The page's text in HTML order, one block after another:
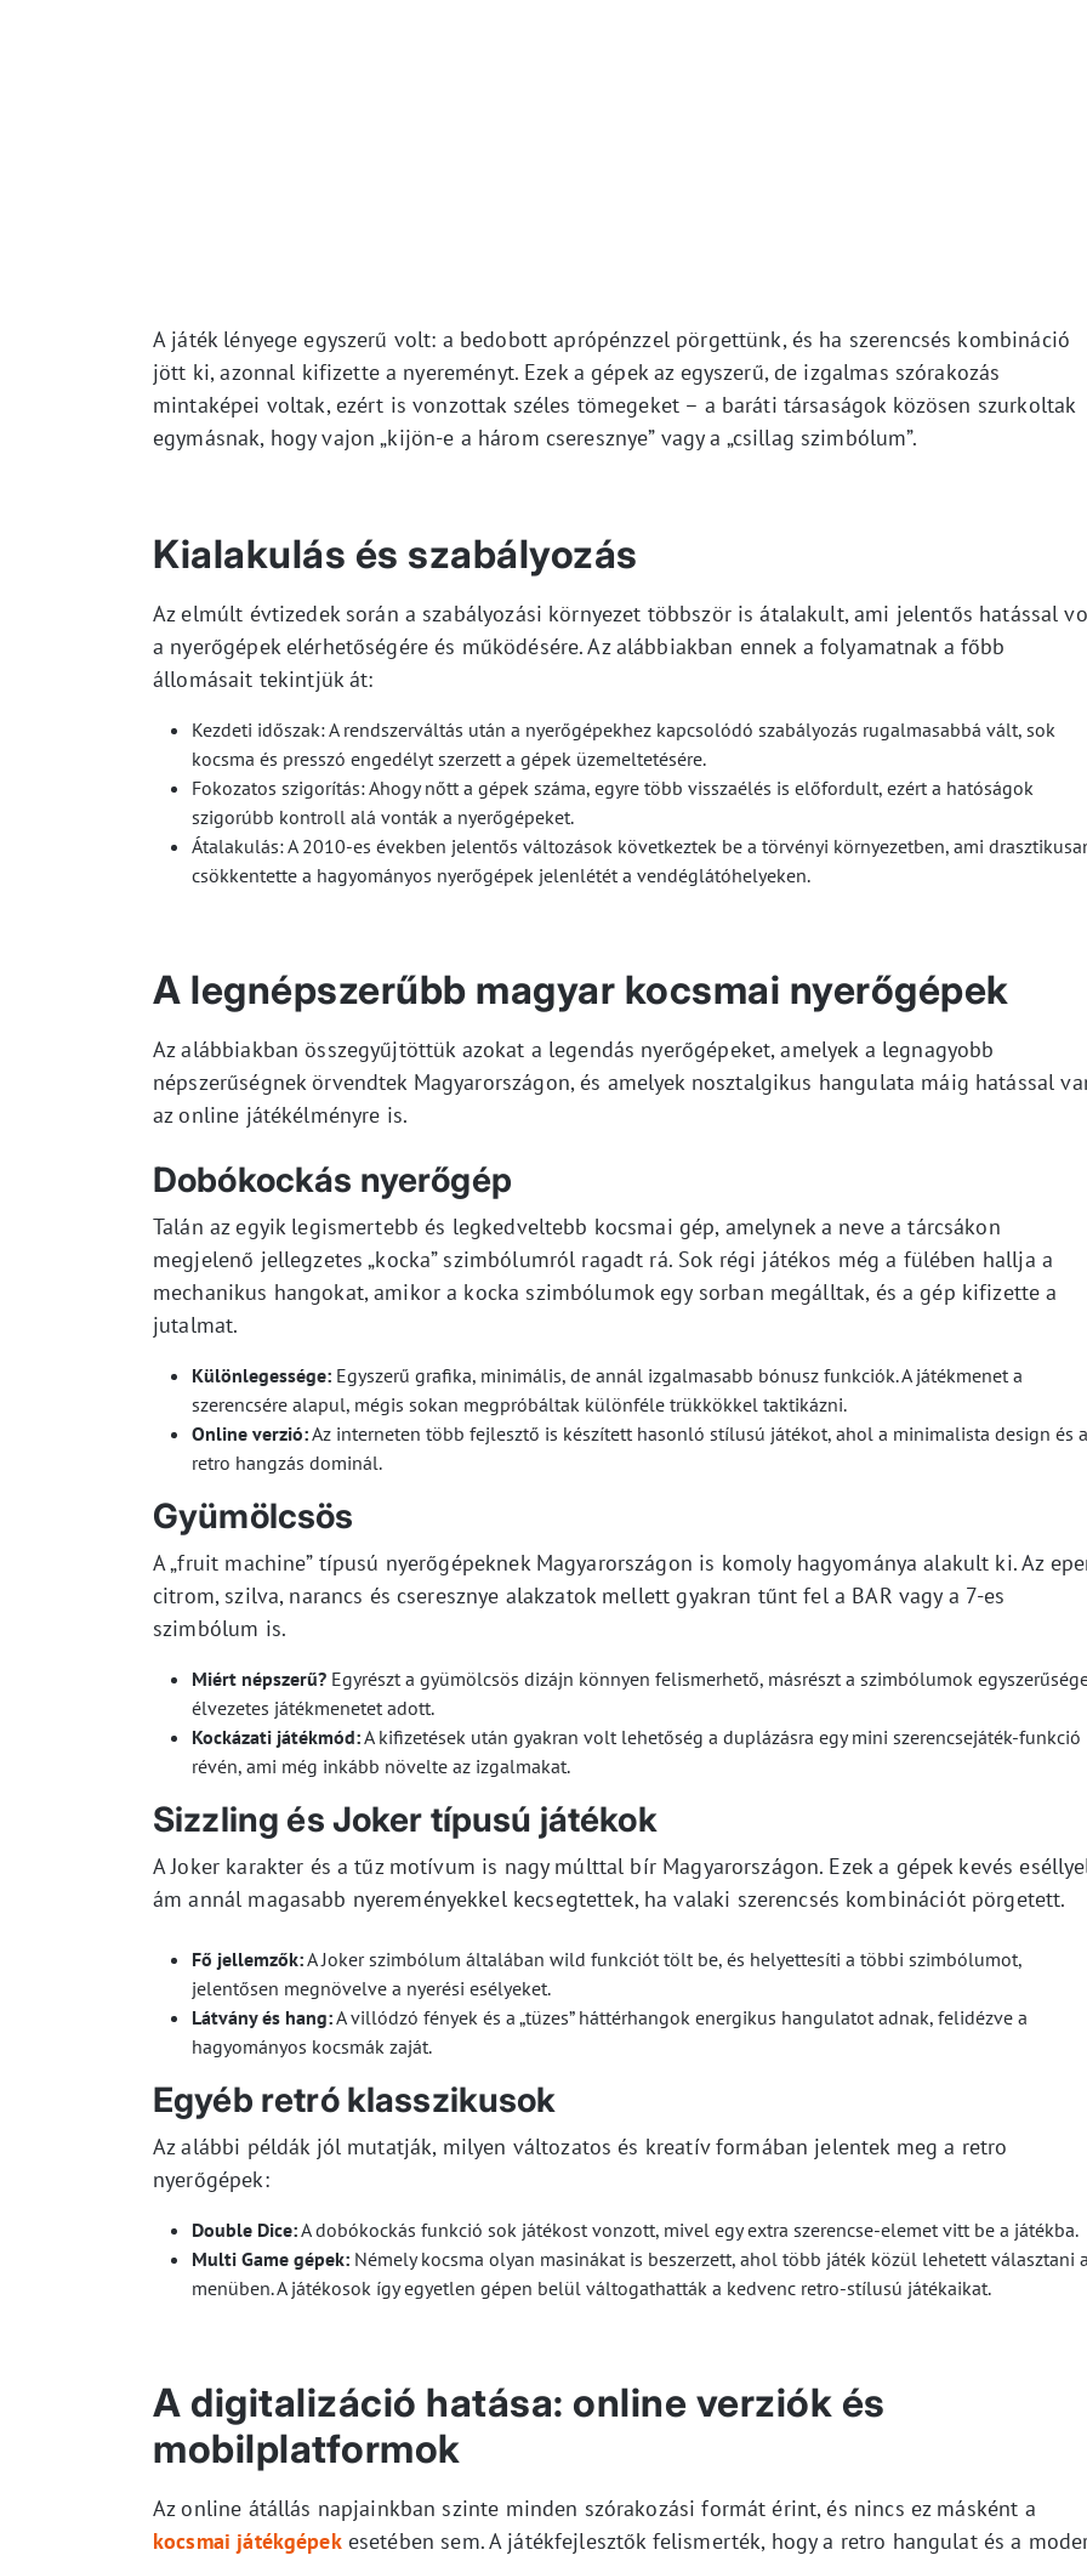
A játék lényege egyszerű volt: a bedobott aprópénzzel pörgettünk, és ha szerencsés kombináció
jött ki, azonnal kifizette a nyereményt. Ezek a gépek az egyszerű, de izgalmas szórakozás
mintaképei voltak, ezért is vonzottak széles tömegeket – a baráti társaságok közösen szurkoltak
egymásnak, hogy vajon „kijön-e a három cseresznye” vagy a „csillag szimbólum”.
Kialakulás és szabályozás
Az elmúlt évtizedek során a szabályozási környezet többször is átalakult, ami jelentős hatással
a nyerőgépek elérhetőségére és működésére. Az alábbiakban ennek a folyamatnak a főbb
állomásait tekintjük át:
Kezdeti időszak: A rendszerváltás után a nyerőgépekhez kapcsolódó szabályozás rugalmasabbá vált, sok
kocsma és presszó engedélyt szerzett a gépek üzemeltetésére.
Fokozatos szigorítás: Ahogy nőtt a gépek száma, egyre több visszaélés is előfordult, ezért a hatóságok
szigorúbb kontroll alá vonták a nyerőgépeket.
Átalakulás: A 2010-es években jelentős változások következtek be a törvényi környezetben, ami
csökkentette a hagyományos nyerőgépek jelenlétét a vendéglátóhelyeken.
A legnépszerűbb magyar kocsmai nyerőgépek
Az alábbiakban összegyűjtöttük azokat a legendás nyerőgépeket, amelyek a legnagyobb
népszerűségnek örvendtek Magyarországon, és amelyek nosztalgikus hangulata máig hatással
az online játékélményre is.
Dobókockás nyerőgép
Talán az egyik legismertebb és legkedveltebb kocsmai gép, amelynek a neve a tárcsákon
megjelenő jellegzetes „kocka” szimbólumról ragadt rá. Sok régi játékos még a fülében hallja a
mechanikus hangokat, amikor a kocka szimbólumok egy sorban megálltak, és a gép kifizette a
jutalmat.
Különlegessége: Egyszerű grafika, minimális, de annál izgalmasabb bónusz funkciók. A játékmenet a
szerencsére alapul, mégis sokan megpróbáltak különféle trükkökkel taktikázni.
Online verzió:Az interneten több fejlesztő is készített hasonló stílusú játékot, ahol a minimalista design és a
retro hangzás dominál.
Gyümölcsös
A „fruit machine” típusú nyerőgépeknek Magyarországon is komoly hagyománya alakult ki. Az
citrom, szilva, narancs és cseresznye alakzatok mellett gyakran tűnt fel a BAR vagy a 7-es
szimbólum is.
Miért népszerű? Egyrészt a gyümölcsös dizájn könnyen felismerhető, másrészt a szimbólumok
élvezetes játékmenetet adott.
Kockázati játékmód:A kifizetések után gyakran volt lehetőség a duplázásra egy mini szerencsejáték-funkció
révén, ami még inkább növelte az izgalmakat.
Sizzling és Joker típusú játékok
A Joker karakter és a tűz motívum is nagy múlttal bír Magyarországon. Ezek a gépek kevés
ám annál magasabb nyereményekkel kecsegtettek, ha valaki szerencsés kombinációt pörgetett.
Fő jellemzők:A Joker szimbólum általában wild funkciót tölt be, és helyettesíti a többi szimbólumot,
jelentősen megnövelve a nyerési esélyeket.
Látvány és hang:A villódzó fények és a „tüzes” háttérhangok energikus hangulatot adnak, felidézve a
hagyományos kocsmák zaját.
Egyéb retró klasszikusok
Az alábbi példák jól mutatják, milyen változatos és kreatív formában jelentek meg a retro
nyerőgépek:
Double Dice:A dobókockás funkció sok játékost vonzott, mivel egy extra szerencse-elemet vitt be a játékba.
Multi Game gépek: Némely kocsma olyan masinákat is beszerzett, ahol több játék közül lehetett választani
menüben. A játékosok így egyetlen gépen belül váltogathatták a kedvenc retro-stílusú játékaikat.
A digitalizáció hatása: online verziók és
mobilplatformok
Az online átállás napjainkban szinte minden szórakozási formát érint, és nincs ez másként a
kocsmai játékgépekesetében sem. A játékfejlesztők felismerték, hogy a retro hangulat és a